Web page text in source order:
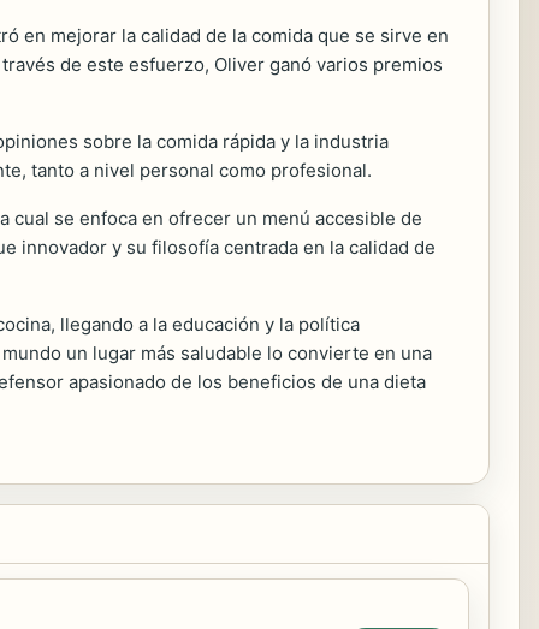
en mejorar la calidad de la comida que se sirve en
de este esfuerzo, Oliver ganó varios premios
sobre la comida rápida y la industria
tanto a nivel personal como profesional.
cual se enfoca en ofrecer un menú accesible de
innovador y su filosofía centrada en la calidad de
llegando a la educación y la política
un lugar más saludable lo convierte en una
apasionado de los beneficios de una dieta